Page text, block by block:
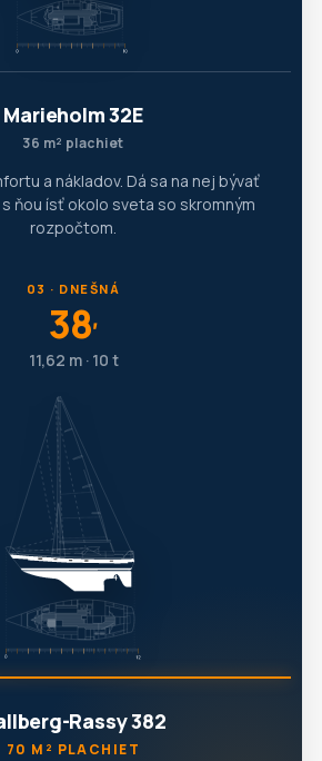
Marieholm 32E
36 m² plachiet
a nákladov. Dá sa na nej bývať
ňou ísť okolo sveta so skromným
rozpočtom.
03 · DNEŠNÁ
38′
11,62 m · 10 t
Rassy 382
70 M² PLACHIET